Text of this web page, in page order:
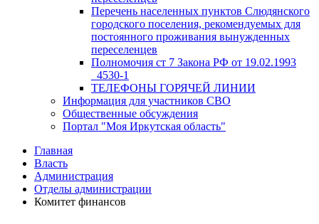
Перечень населенных пунктов Слюдянского
городского поселения, рекомендуемых для
постоянного проживания вынужденных
переселенцев
Полномочия ст 7 Закона РФ от 19.02.1993
_4530-1
ТЕЛЕФОНЫ ГОРЯЧЕЙ ЛИНИИ
Информация для участников СВО
Общественные обсуждения
Портал "Моя Иркутская область"
Главная
Власть
Администрация
Отделы администрации
Комитет финансов